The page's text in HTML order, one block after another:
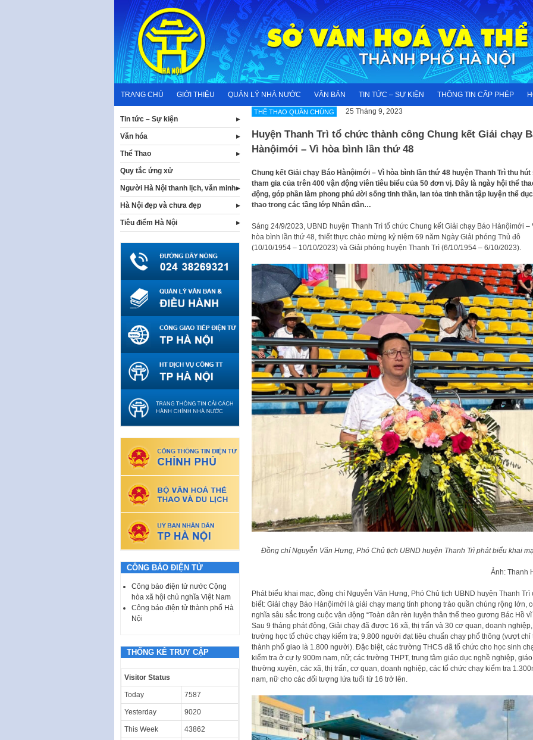
content
TRANG CHỦ GIỚI THIỆU QUẢN LÝ NHÀ NƯỚC VĂN BẢN TIN TỨC – SỰ KIỆN THÔNG TIN CẤP PHÉP
THỂ THAO QUẦN CHÚNG 25 Tháng 9, 2023
Huyện Thanh Trì tổ chức thành công Chung kết Giải chạy
Hànộimới – Vì hòa bình lần thứ 48
Chung kết Giải chạy Báo Hànộimới – Vì hòa bình lần thứ 48 huyện Thanh Trì thu
tham gia của trên 400 vận động viên tiêu biểu của 50 đơn vị. Đây là ngày hội thể
động, góp phần làm phong phú đời sống tinh thần, lan tỏa tinh thần tập luyện thể
thao trong các tầng lớp Nhân dân…
Sáng 24/9/2023, UBND huyện Thanh Trì tổ chức Chung kết Giải chạy Báo Hànộimới –
hòa bình lần thứ 48, thiết thực chào mừng kỷ niệm 69 năm Ngày Giải phóng Thủ đô
(10/10/1954 – 10/10/2023) và Giải phóng huyện Thanh Trì (6/10/1954 – 6/10/2023).
Đồng chí Nguyễn Văn Hưng, Phó Chủ tịch UBND huyện Thanh Trì phát biểu khai
Ảnh: Thanh
Phát biểu khai mạc, đồng chí Nguyễn Văn Hưng, Phó Chủ tịch UBND huyện Thanh Trì
biết: Giải chạy Báo Hànộimới là giải chạy mang tính phong trào quần chúng rộng lớn,
nghĩa sâu sắc trong cuộc vận động “Toàn dân rèn luyện thân thể theo gương Bác Hồ vĩ
Sau 9 tháng phát động, Giải chạy đã được 16 xã, thị trấn và 30 cơ quan, doanh nghiệp,
trường học tổ chức chạy kiểm tra; 9.800 người đạt tiêu chuẩn chạy phổ thông (vượt chỉ
thành phố giao là 1.800 người). Đặc biệt, các trường THCS đã tổ chức cho học sinh
kiểm tra ở cự ly 900m nam, nữ; các trường THPT, trung tâm giáo dục nghề nghiệp,
thường xuyên, các xã, thị trấn, cơ quan, doanh nghiệp, các tổ chức chạy kiểm tra
nam, nữ cho các đối tượng lứa tuổi từ 16 trở lên.
Tin tức – Sự kiện
Văn hóa
Thể Thao
Quy tắc ứng xử
Người Hà Nội thanh lịch, văn minh
Hà Nội đẹp và chưa đẹp
Tiêu điểm Hà Nội
CÔNG BÁO ĐIỆN TỬ
Công báo điện tử nước Cộng
hòa xã hội chủ nghĩa Việt Nam
Công báo điện tử thành phố Hà
Nội
THỐNG KÊ TRUY CẬP
Visitor Status
Today 7587
Yesterday 9020
This Week 43862